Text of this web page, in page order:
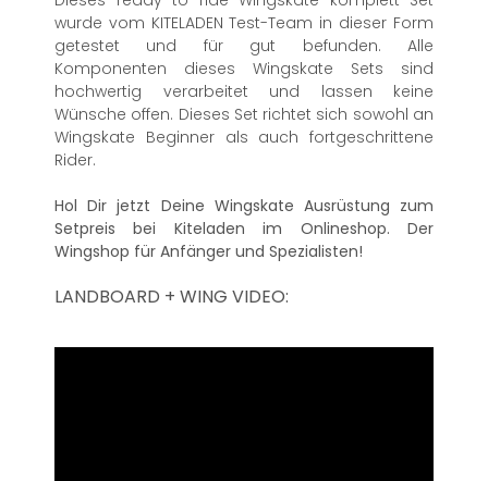
wurde vom KITELADEN Test-Team in dieser Form
getestet und für gut befunden. Alle
Komponenten dieses Wingskate Sets sind
hochwertig verarbeitet und lassen keine
Wünsche offen. Dieses Set richtet sich sowohl an
Wingskate Beginner als auch fortgeschrittene
Rider.
Hol Dir jetzt Deine Wingskate Ausrüstung zum
Setpreis bei Kiteladen im Onlineshop. Der
Wingshop für Anfänger und Spezialisten!
LANDBOARD + WING VIDEO: